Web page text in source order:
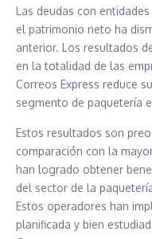
Las deudas con
el patrimonio neto ha
anterior. Los resultados
en la totalidad de las
Correos Express reduce
segmento de paquetería
Estos resultados son
comparación con la
han logrado obtener
del sector de la
Estos operadores han
planificada y bien